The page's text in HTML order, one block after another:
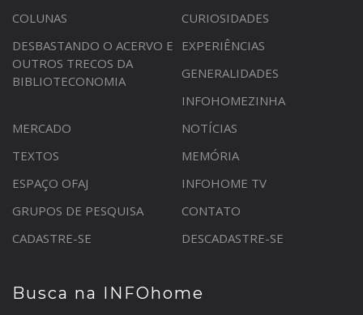
COLUNAS
CURIOSIDADES
DESBASTANDO O ACERVO E
OUTROS TRECOS DA
BIBLIOTECONOMIA
EXPERIÊNCIAS
GENERALIDADES
INFOHOMEZINHA
MERCADO
NOTÍCIAS
TEXTOS
MEMÓRIA
ESPAÇO OFAJ
INFOHOME TV
GRUPOS DE PESQUISA
CONTATO
CADASTRE-SE
DESCADASTRE-SE
Busca na INFOhome